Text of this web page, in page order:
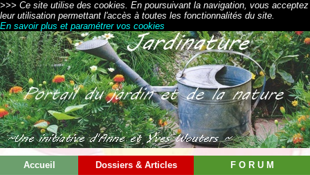
>>> Ce site utilise des cookies. En poursuivant la navigation, vous acceptez
leur utilisation permettant l'accès à toutes les fonctionnalités du site.
En savoir plus et paramétrer vos cookies
Accueil Dossiers & Articles F O R U M